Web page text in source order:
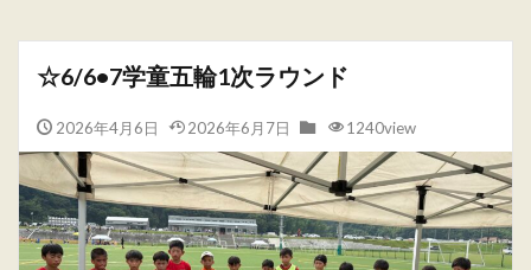
☆6/6•7学童五輪1次ラウンド
2026年4月6日 2026年6月7日 1240view